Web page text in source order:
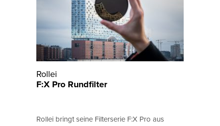
Rollei
F:X Pro Rundfilter
Rollei bringt seine Filterserie F:X Pro aus